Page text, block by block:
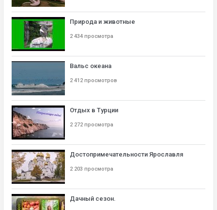
Природа и животные
2 434 просмотра
Вальс океана
2 412 просмотров
Отдых в Турции
2 272 просмотра
Достопримечательности Ярославля
2 203 просмотра
Дачный сезон.